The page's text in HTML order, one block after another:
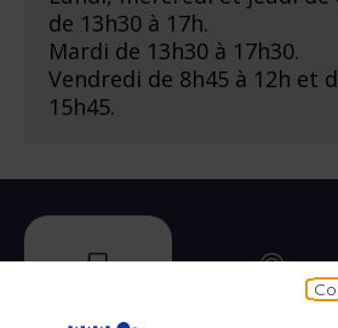
de 13h30 à 17h.
Mardi de 13h30 à 17h30.
Vendredi de 8h45 à 12h et
15h45.
mobile plan